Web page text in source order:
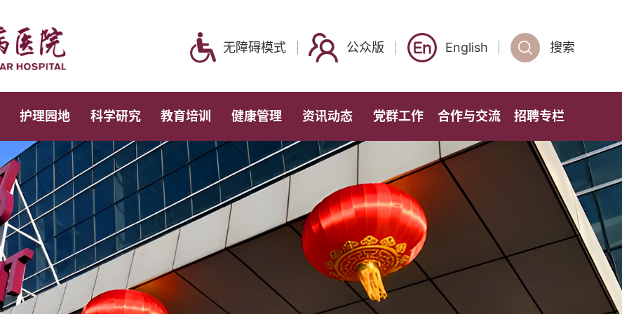
无障碍模式 公众版 English 搜索
护理园地 科学研究 教育培训 健康管理 资讯动态 党群工作 合作与交流 招聘专栏